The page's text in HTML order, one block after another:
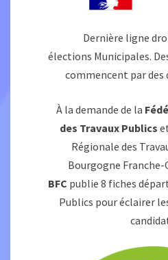
Dernière ligne
élections Municipales.
commencent par des
À la demande de la
des Travaux Publics
Régionale des
Bourgogne
BFC publie 8 fiches
Publics pour éclairer